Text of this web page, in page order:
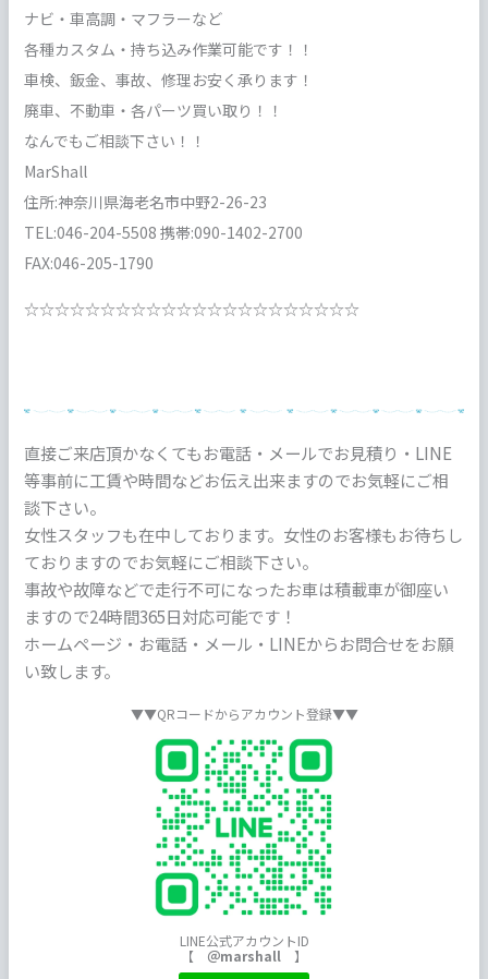
ナビ・車高調・マフラーなど
各種カスタム・持ち込み作業可能です！！
車検、鈑金、事故、修理お安く承ります！
廃車、不動車・各パーツ買い取り！！
なんでもご相談下さい！！
MarShall
住所:神奈川県海老名市中野2-26-23
TEL:046-204-5508 携帯:090-1402-2700
FAX:046-205-1790
☆☆☆☆☆☆☆☆☆☆☆☆☆☆☆☆☆☆☆☆☆☆
直接ご来店頂かなくてもお電話・メールでお見積り・LINE
等事前に工賃や時間などお伝え出来ますのでお気軽にご相
談下さい。
女性スタッフも在中しております。女性のお客様もお待ちし
ておりますのでお気軽にご相談下さい。
事故や故障などで走行不可になったお車は積載車が御座い
ますので24時間365日対応可能です！
ホームページ・お電話・メール・LINEからお問合せをお願
い致します。
▼▼QRコードからアカウント登録▼▼
LINE公式アカウントID
【 ＠marshall 】